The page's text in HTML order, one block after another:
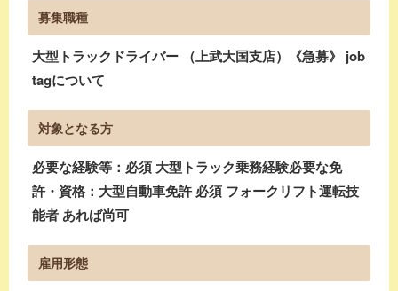
募集職種
大型トラックドライバー （上武大国支店）《急募》 job
tagについて
対象となる方
必要な経験等：必須 大型トラック乗務経験必要な免
許・資格：大型自動車免許 必須 フォークリフト運転技
能者 あれば尚可
雇用形態